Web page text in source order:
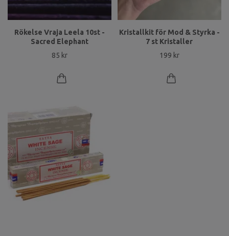
Rökelse Vraja Leela 10st -
Sacred Elephant
85 kr
Kristallkit för Mod & Styrka -
7 st Kristaller
199 kr